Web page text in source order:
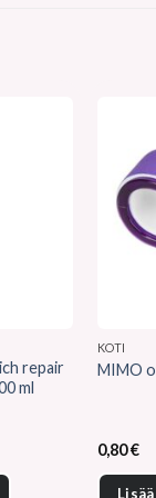
repair
ml
KOTI
MIMO
0,80€